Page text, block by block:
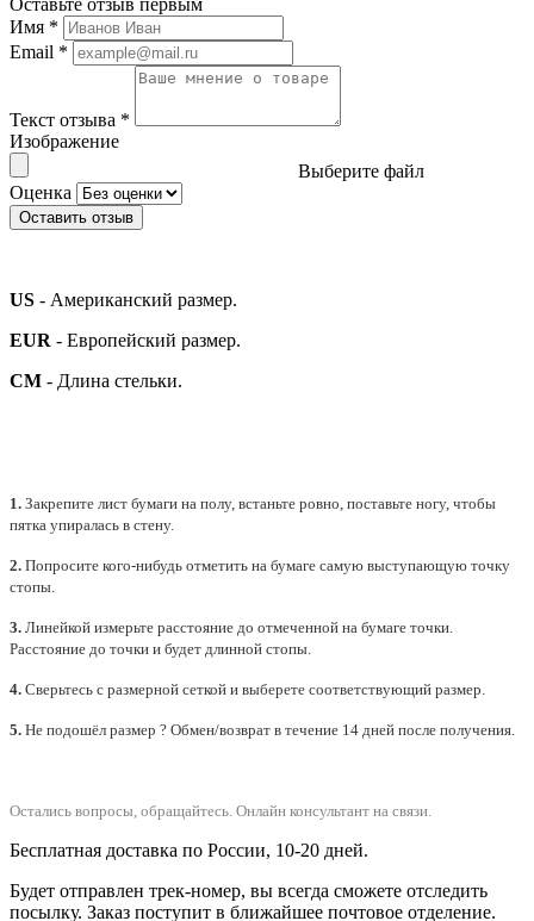
Оставьте отзыв первым
Имя *
Email *
Текст отзыва *
Изображение
Выберите файл
Оценка
Оставить отзыв
US - Американский размер.
EUR - Европейский размер.
СМ - Длина стельки.
1. Закрепите лист бумаги на полу, встаньте ровно, поставьте ногу, чтобы
пятка упиралась в стену.
2. Попросите кого-нибудь отметить на бумаге самую выступающую точку
стопы.
3. Линейкой измерьте расстояние до отмеченной на бумаге точки.
Расстояние до точки и будет длинной стопы.
4. Сверьтесь с размерной сеткой и выберете соответствующий размер.
5. Не подошёл размер ? Обмен/возврат в течение 14 дней после получения.
Остались вопросы, обращайтесь. Онлайн консультант на связи.
Бесплатная доставка по России, 10-20 дней.
Будет отправлен трек-номер, вы всегда сможете отследить
посылку. Заказ поступит в ближайшее почтовое отделение.